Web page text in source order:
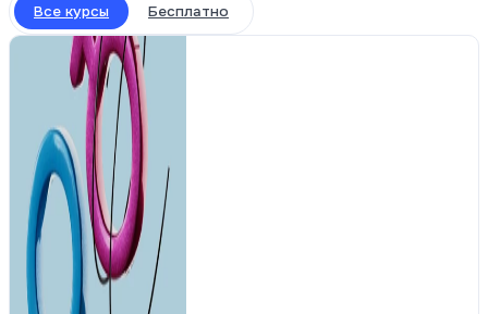
Все курсы Бесплатно